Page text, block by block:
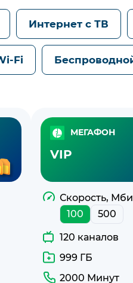
Интернет с ТВ
Fi
МЕГАФОН
VIP
Скорость,
100
500
120 каналов
999 ГБ
2000 Минут